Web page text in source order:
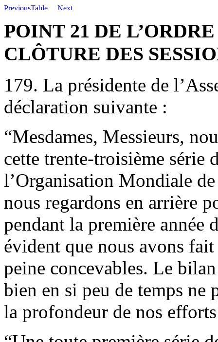
POINT 21 DE
CLÔTURE DES
179. La présidente de
déclaration suivante :
“Mesdames, Messieurs,
cette trente-troisième série
l’Organisation Mondiale
nous regardons en arrière
pendant la première
évident que nous avons
peine concevables. Le
bien en si peu de temps ne
la profondeur de nos